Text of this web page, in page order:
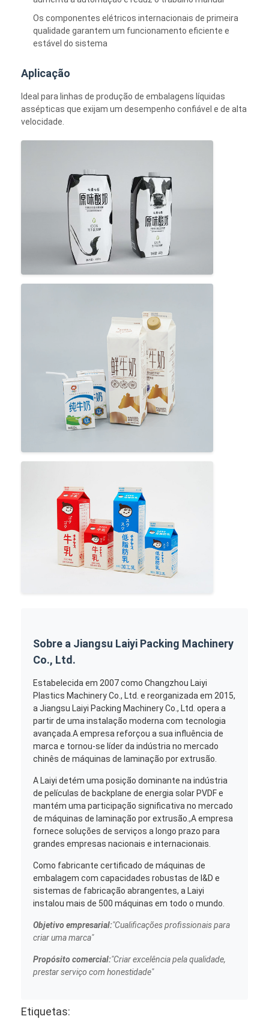
Os componentes elétricos internacionais de primeira
qualidade garantem um funcionamento eficiente e
estável do sistema
Aplicação
Ideal para linhas de produção de embalagens líquidas
assépticas que exijam um desempenho confiável e de alta
velocidade.
Sobre a Jiangsu Laiyi Packing Machinery
Co., Ltd.
Estabelecida em 2007 como Changzhou Laiyi
Plastics Machinery Co., Ltd. e reorganizada em 2015,
a Jiangsu Laiyi Packing Machinery Co., Ltd. opera a
partir de uma instalação moderna com tecnologia
avançada.A empresa reforçou a sua influência de
marca e tornou-se líder da indústria no mercado
chinês de máquinas de laminação por extrusão.
A Laiyi detém uma posição dominante na indústria
de películas de backplane de energia solar PVDF e
mantém uma participação significativa no mercado
de máquinas de laminação por extrusão.,A empresa
fornece soluções de serviços a longo prazo para
grandes empresas nacionais e internacionais.
Como fabricante certificado de máquinas de
embalagem com capacidades robustas de I&D e
sistemas de fabricação abrangentes, a Laiyi
instalou mais de 500 máquinas em todo o mundo.
Objetivo empresarial:"Cualificações profissionais para
criar uma marca"
Propósito comercial:"Criar excelência pela qualidade,
prestar serviço com honestidade"
Etiquetas: